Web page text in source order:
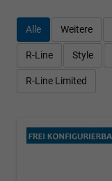
Alle Weitere
R-Line Style
R-Line Limited